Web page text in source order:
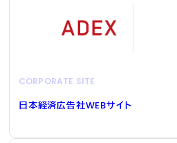
CORPORATE SITE
日本経済広告社WEBサイト